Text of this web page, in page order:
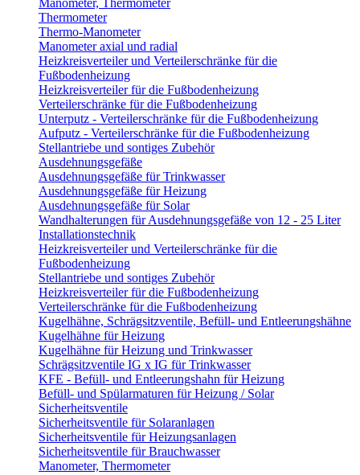
Manometer, Thermometer
Thermometer
Thermo-Manometer
Manometer axial und radial
Heizkreisverteiler und Verteilerschränke für die
Fußbodenheizung
Heizkreisverteiler für die Fußbodenheizung
Verteilerschränke für die Fußbodenheizung
Unterputz - Verteilerschränke für die Fußbodenheizung
Aufputz - Verteilerschränke für die Fußbodenheizung
Stellantriebe und sontiges Zubehör
Ausdehnungsgefäße
Ausdehnungsgefäße für Trinkwasser
Ausdehnungsgefäße für Heizung
Ausdehnungsgefäße für Solar
Wandhalterungen für Ausdehnungsgefäße von 12 - 25 Liter
Installationstechnik
Heizkreisverteiler und Verteilerschränke für die
Fußbodenheizung
Stellantriebe und sontiges Zubehör
Heizkreisverteiler für die Fußbodenheizung
Verteilerschränke für die Fußbodenheizung
Kugelhähne, Schrägsitzventile, Befüll- und Entleerungshähne
Kugelhähne für Heizung
Kugelhähne für Heizung und Trinkwasser
Schrägsitzventile IG x IG für Trinkwasser
KFE - Befüll- und Entleerungshahn für Heizung
Befüll- und Spülarmaturen für Heizung / Solar
Sicherheitsventile
Sicherheitsventile für Solaranlagen
Sicherheitsventile für Heizungsanlagen
Sicherheitsventile für Brauchwasser
Manometer, Thermometer